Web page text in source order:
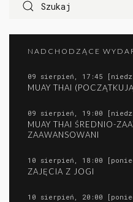
NADCHODZĄCE
09 sierpień, 17:45
MUAY THAI
09 sierpień, 19:00
MUAY THAI ŚREDNIO-
ZAAWANSOWANI
10 sierpień, 18:00
ZAJĘCIA Z JOGI
10 sierpień, 20:00